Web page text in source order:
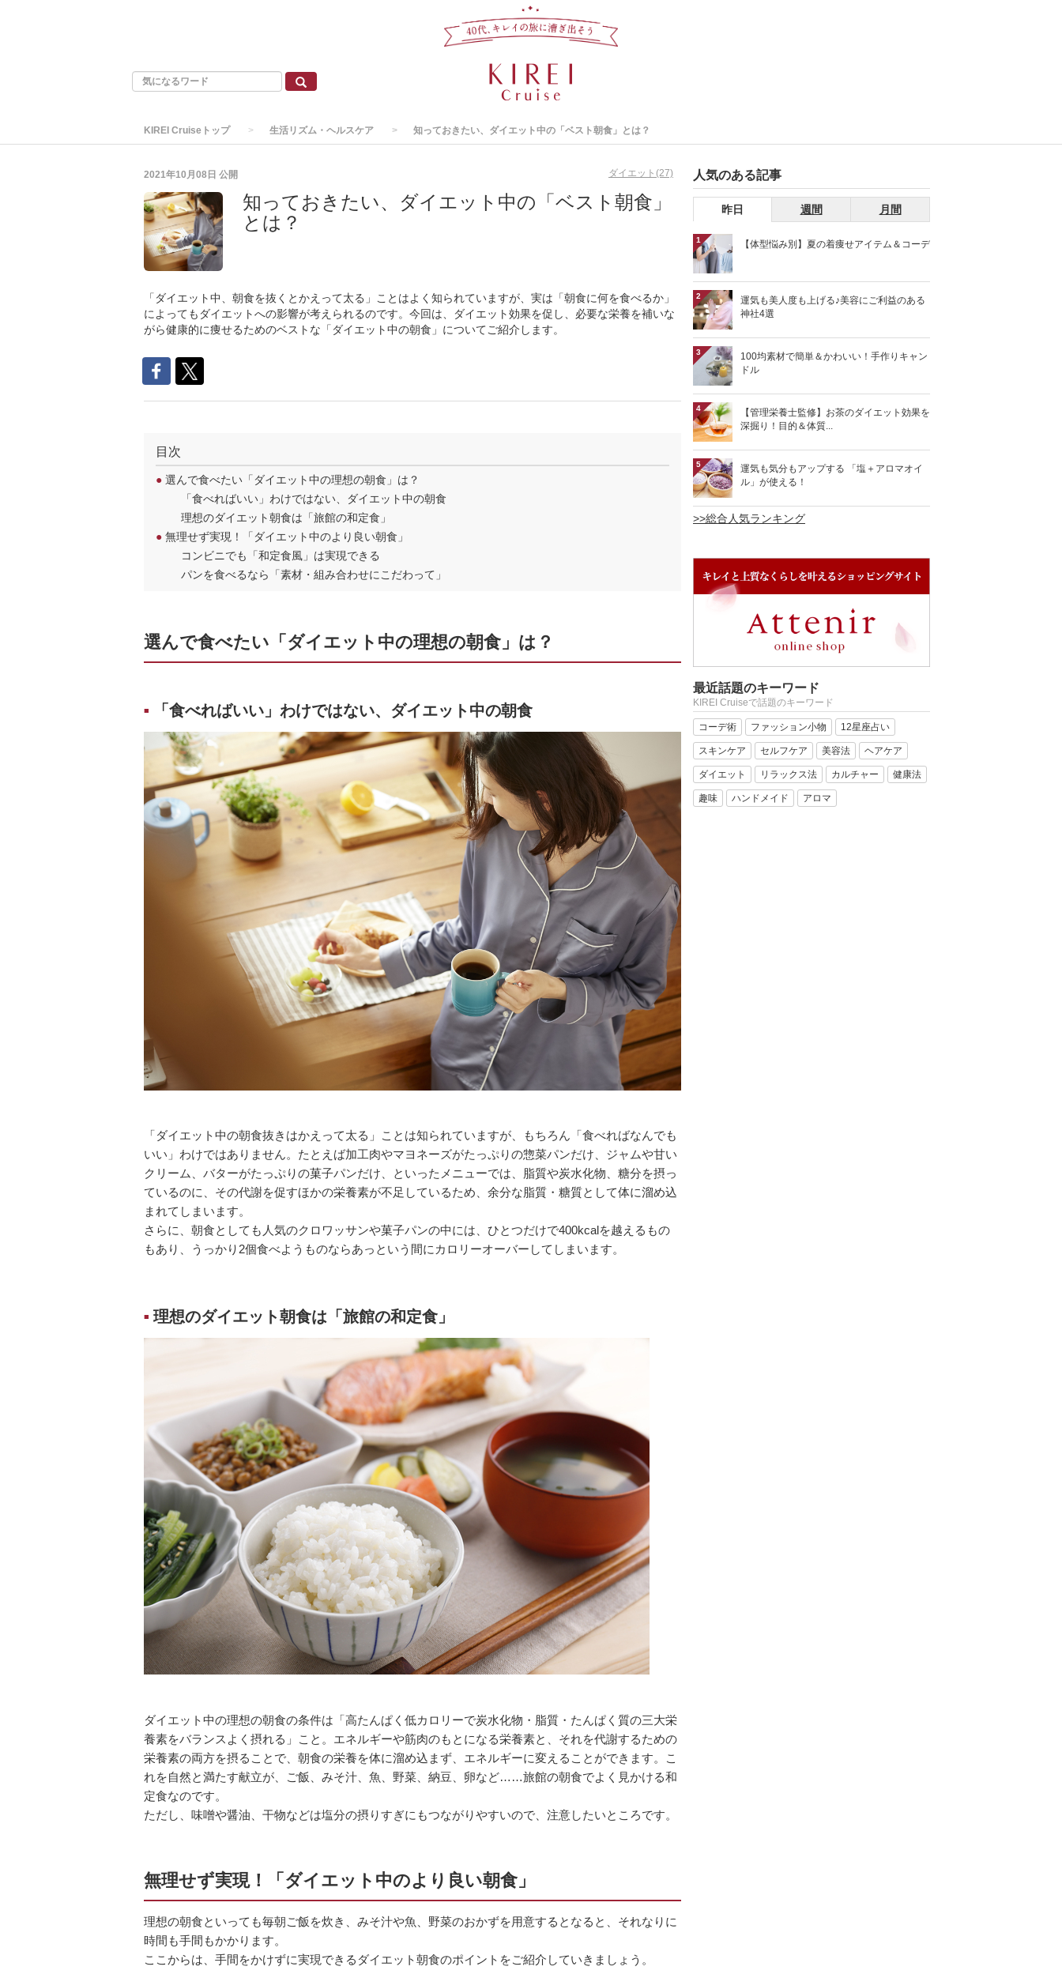
KIREI Cruiseトップ 生活リズム・ヘルスケア 知っておきたい、ダイエット中の「ベスト朝食」とは？
2021年10月08日 公開 ダイエット(27)
知っておきたい、ダイエット中の「ベスト朝食」
とは？
「ダイエット中、朝食を抜くとかえって太る」ことはよく知られていますが、実は「朝食に何を食べるか」
によってもダイエットへの影響が考えられるのです。今回は、ダイエット効果を促し、必要な栄養を補いな
がら健康的に痩せるためのベストな「ダイエット中の朝食」についてご紹介します。
目次
● 選んで食べたい「ダイエット中の理想の朝食」は？
「食べればいい」わけではない、ダイエット中の朝食
理想のダイエット朝食は「旅館の和定食」
● 無理せず実現！「ダイエット中のより良い朝食」
コンビニでも「和定食風」は実現できる
パンを食べるなら「素材・組み合わせにこだわって」
選んで食べたい「ダイエット中の理想の朝食」は？
■ 「食べればいい」わけではない、ダイエット中の朝食
「ダイエット中の朝食抜きはかえって太る」ことは知られていますが、もちろん「食べればなんでも
いい」わけではありません。たとえば加工肉やマヨネーズがたっぷりの惣菜パンだけ、ジャムや甘い
クリーム、バターがたっぷりの菓子パンだけ、といったメニューでは、脂質や炭水化物、糖分を摂っ
ているのに、その代謝を促すほかの栄養素が不足しているため、余分な脂質・糖質として体に溜め込
まれてしまいます。
さらに、朝食としても人気のクロワッサンや菓子パンの中には、ひとつだけで400kcalを越えるもの
もあり、うっかり2個食べようものならあっという間にカロリーオーバーしてしまいます。
■ 理想のダイエット朝食は「旅館の和定食」
ダイエット中の理想の朝食の条件は「高たんぱく低カロリーで炭水化物・脂質・たんぱく質の三大栄
養素をバランスよく摂れる」こと。エネルギーや筋肉のもとになる栄養素と、それを代謝するための
栄養素の両方を摂ることで、朝食の栄養を体に溜め込まず、エネルギーに変えることができます。こ
れを自然と満たす献立が、ご飯、みそ汁、魚、野菜、納豆、卵など……旅館の朝食でよく見かける和
定食なのです。
ただし、味噌や醤油、干物などは塩分の摂りすぎにもつながりやすいので、注意したいところです。
無理せず実現！「ダイエット中のより良い朝食」
理想の朝食といっても毎朝ご飯を炊き、みそ汁や魚、野菜のおかずを用意するとなると、それなりに
時間も手間もかかります。
ここからは、手間をかけずに実現できるダイエット朝食のポイントをご紹介していきましょう。
人気のある記事
昨日 週間 月間
1 【体型悩み別】夏の着痩せアイテム＆コーデ
2
運気も美人度も上げる♪美容にご利益のある
神社4選
3
100均素材で簡単＆かわいい！手作りキャン
ドル
4
【管理栄養士監修】お茶のダイエット効果を
深掘り！目的＆体質...
5
運気も気分もアップする 「塩＋アロマオイ
ル」が使える！
>>総合人気ランキング
最近話題のキーワード
KIREI Cruiseで話題のキーワード
コーデ術 ファッション小物 12星座占い
スキンケア セルフケア 美容法 ヘアケア
ダイエット リラックス法 カルチャー 健康法
趣味 ハンドメイド アロマ